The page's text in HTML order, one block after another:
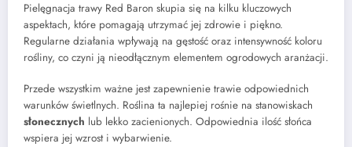
Pielęgnacja trawy Red Baron skupia się na kilku kluczowych
aspektach, które pomagają utrzymać jej zdrowie i piękno.
Regularne działania wpływają na gęstość oraz intensywność koloru
rośliny, co czyni ją nieodłącznym elementem ogrodowych aranżacji.
Przede wszystkim ważne jest zapewnienie trawie odpowiednich
warunków świetlnych. Roślina ta najlepiej rośnie na stanowiskach
słonecznych lub lekko zacienionych. Odpowiednia ilość słońca
wspiera jej wzrost i wybarwienie.